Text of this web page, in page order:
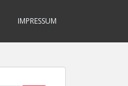
IMPRESSUM